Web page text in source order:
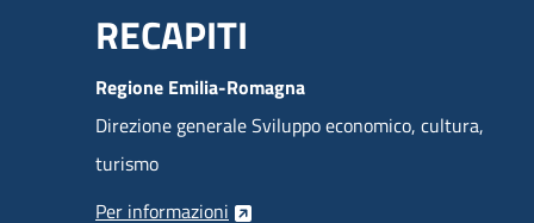
Menu Footer
RECAPITI
Regione Emilia-Romagna
Direzione generale Sviluppo economico, cultura,
turismo
Per informazioni